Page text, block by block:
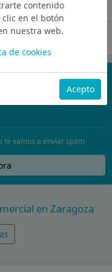
Oferta desactivada
por email las mejores
te vamos a enviar spam
en Zaragoza
contenido
en el botón
nuestra web.
de cookies
Acepto